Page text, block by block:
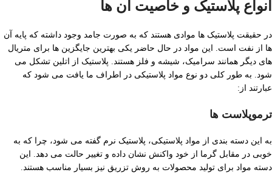
انواع پلاستیک و خاصیت آن ها
در حقیقت پلاستیک ها موادی هستند که به صورت جامد وجود داشته که پایه آن
ها از نفت است. این مواد در حال حاضر یکی بهترین جایگزین ها برای متریال
های دیگر همانند سرامیک، شیشه و فلز هستند. پلاستیک از اتلین تشکل می
شود. به طور کلی دو نوع مواد پلاستیکی در اطراف ما یافت می شود که
عبارتند از:
ترمو‌پلاست ها
به این دسته بندی از مواد پلاستیکی، پلاستیک نرم گفته می شود، چرا که به
خوبی در مقابل گرما از خود واکنش نشان داده و تغییر حالت می دهد. این
دسته مواد برای تولید محصولات به روش تزریق نیز بسیار مناسب هستند.